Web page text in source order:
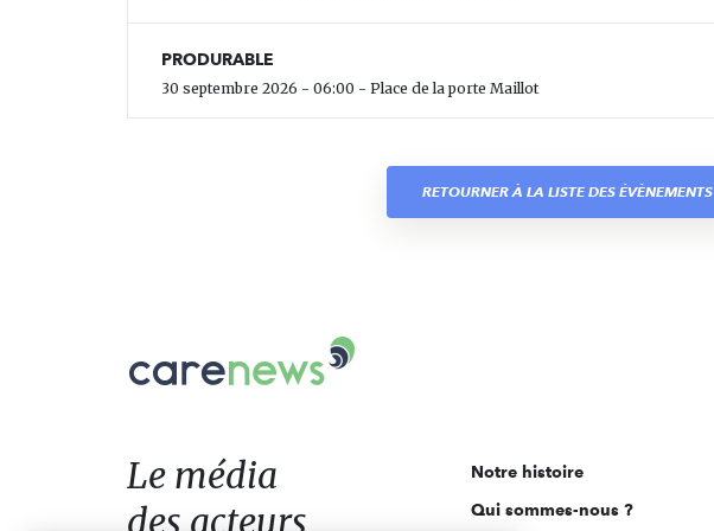
PRODURABLE
30 septembre 2026 - 06:00 - Place de la porte Maillot
RETOURNER À LA LISTE DES ÉVÈNEMENTS
Le
acteurs
de
l'engagement
Le média
des acteurs
Notre histoire
Qui sommes-nous ?